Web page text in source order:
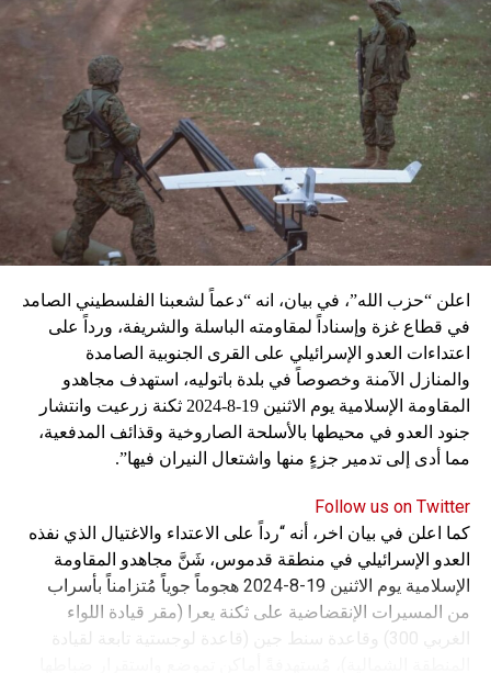
اعلن “حزب الله”، في بيان، انه “دعماً لشعبنا الفلسطيني الصامد
في قطاع غزة وإسناداً لمقاومته الباسلة ‌‏‌‏‌والشريفة، ورداً على
اعتداءات العدو الإسرائيلي على القرى الجنوبية الصامدة
والمنازل الآمنة وخصوصاً في بلدة باتوليه، استهدف مجاهدو
المقاومة الإسلامية يوم الاثنين 19-8-2024 ثكنة زرعيت وانتشار
جنود العدو في محيطها بالأسلحة الصاروخية وقذائف المدفعية،
مما أدى إلى تدمير جزءٍ منها واشتعال النيران فيها”.
Follow us on Twitter
كما اعلن في بيان اخر، أنه “رداً على الاعتداء والاغتيال الذي نفذه
العدو الإسرائيلي في منطقة قدموس، شَنَّ مجاهدو المقاومة
الإسلامية يوم الاثنين 19-8-2024 هجوماً جوياً مُتزامناً بأسراب
من المسيرات الإنقضاضية على ثكنة يعرا (مقر قيادة اللواء
الغربي 300) وقاعدة سنط جين (قاعدة لوجستية تابعة لقيادة